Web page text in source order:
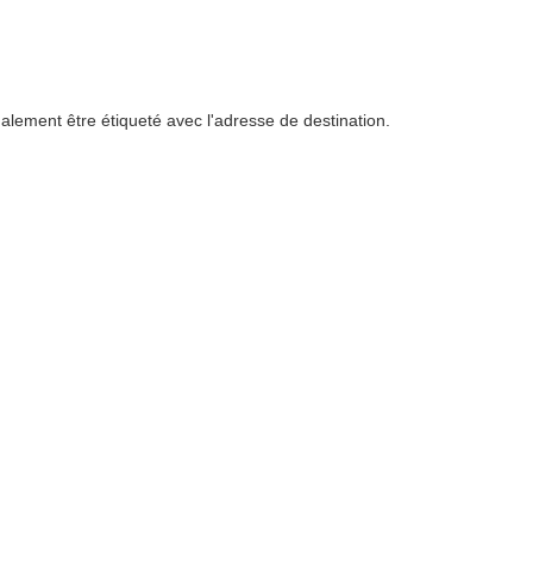
être étiqueté avec l'adresse de destination.